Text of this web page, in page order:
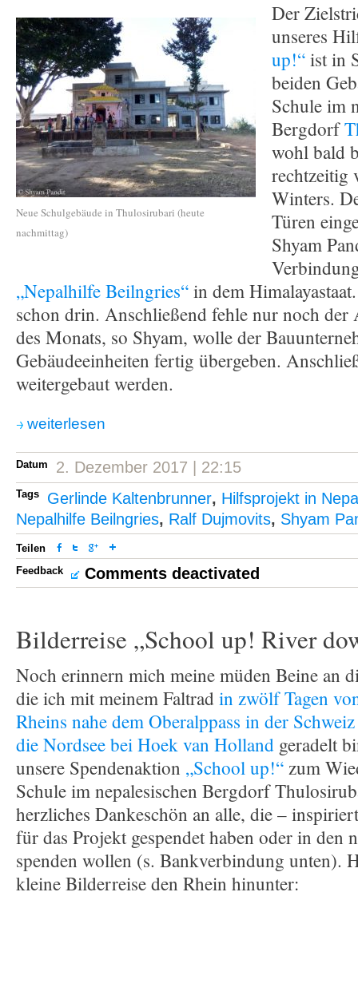
Neue Schulgebäude in Thulosirubari (heute
nachmittag)
Der
unseres
up!“ist in
beiden
Schule im
Bergdorf
wohl bald
rechtzeitig
Winters.
Türen
Shyam
„Nepalhilfe Beilngries“in dem
schon drin. Anschließend fehle nur noch der
des Monats, so Shyam, wolle der
Gebäudeeinheiten fertig übergeben.
weitergebaut werden.
weiterlesen
Datum 2. Dezember 2017 | 22:15
Tags Gerlinde Kaltenbrunner, Hilfsprojekt in
Nepalhilfe Beilngries, Ralf Dujmovits, Shyam
Teilen
Feedback
Comments deactivated
Bilderreise „School up! River
Noch erinnern mich meine müden Beine an
die ich mit meinem Faltradin zwölf Tagen
Rheins nahe dem Oberalppass in der
die Nordsee bei Hoek van Holland geradelt
unsere Spendenaktion „School up!“zum
Schule im nepalesischen Bergdorf
herzliches Dankeschön an alle, die –
für das Projekt gespendet haben oder in den
spenden wollen (s. Bankverbindung unten).
kleine Bilderreise den Rhein hinunter: